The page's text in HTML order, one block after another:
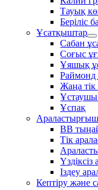
Тауық
Беріліс
Ұсатқыштар
Сабан
Соғыс
Ұяшық
Жаңа
Ұстаушы
Ұспақ
BB
Тік
Іздеу
Кептіру және